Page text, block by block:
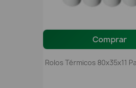
Comprar
Rolos Térmicos 80x35x11